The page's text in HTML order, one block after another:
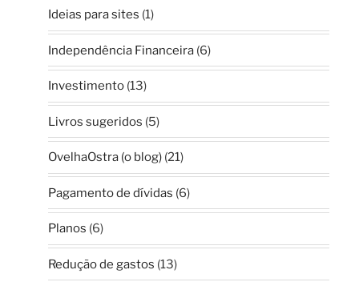
Ideias para sites (1)
Independência Financeira(6)
Investimento(13)
Livros sugeridos (5)
OvelhaOstra (o blog)(21)
Pagamento de dívidas (6)
Planos (6)
Redução de gastos (13)